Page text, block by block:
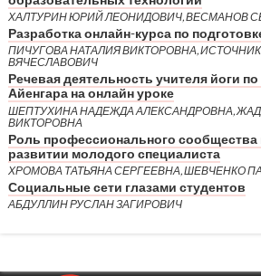
ХАЛТУРИН ЮРИЙ ЛЕОНИДОВИЧ, ВЕСМАНОВ
Разработка онлайн-курса по
ПИЧУГОВА НАТАЛИЯ ВИКТОРОВНА,
ВЯЧЕСЛАВОВИЧ
Речевая деятельность учителя йоги
Айенгара на онлайн уроке
ШЕПТУХИНА НАДЕЖДА АЛЕКСАНДРОВНА,
ВИКТОРОВНА
Роль профессионального сообщества
развитии молодого специалиста
ХРОМОВА ТАТЬЯНА СЕРГЕЕВНА, ШЕВЧЕНКО
Социальные сети глазами студентов
АБДУЛЛИН РУСЛАН ЗАГИРОВИЧ